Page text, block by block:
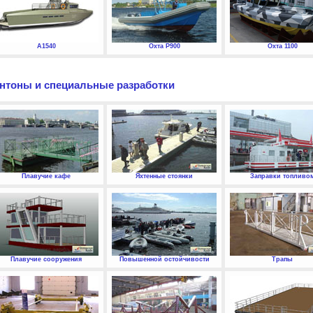
А1540 Охта P900 Охта 1100
и специальные разработки
Плавучие кафе Яхтенные стоянки Заправки
Плавучие сооружения Повышенной остойчивости Трапы